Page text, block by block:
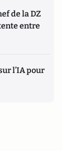
de la DZ
entre
l’IA pour